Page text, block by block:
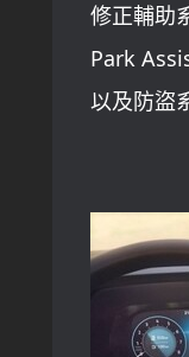
修正輔助
Park
以及防盜